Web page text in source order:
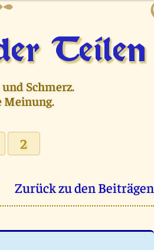
Teilen
Schmerz.
Meinung.
2
Zurück zu den Beiträgen